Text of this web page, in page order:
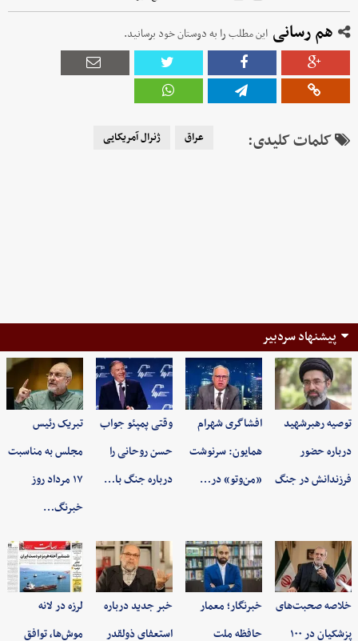
هم رسانی این مطلب را به دوستان خود برسانید.
کلمات کلیدی: عراق ژنرال آمریکایی
پیشنهاد سردبیر
توصیه رهبرشهید
درباره حضور
فرزندانش در جنگ
افشاگری شهرام
همایون: سرنوشت
«من‌وتو» در…
وقتی پمپئو جواب
حسن روحانی را
درباره جنگ با…
تبریک رئیس
مجلس به مناسبت
۱۷ مرداد روز
خبرنگ…
خلاصه صحبت‌های
پزشکیان در ۱۰۰
خبرنگار؛ معمار
حافظه ملت
خبر جدید درباره
استعفای ذولقدر
لرزه در لانه
موش‌ها، توافق